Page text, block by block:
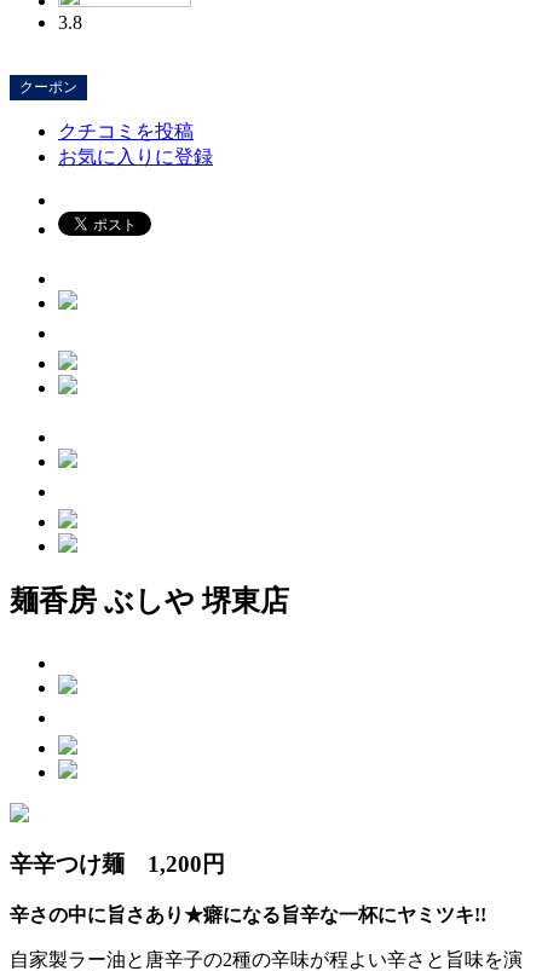
3.8
クーポン
クチコミを投稿
お気に入りに登録
麺香房 ぶしや 堺東店
辛辛つけ麺 1,200円
辛さの中に旨さあり★癖になる旨辛な一杯にヤミツキ!!
自家製ラー油と唐辛子の2種の辛味が程よい辛さと旨味を演